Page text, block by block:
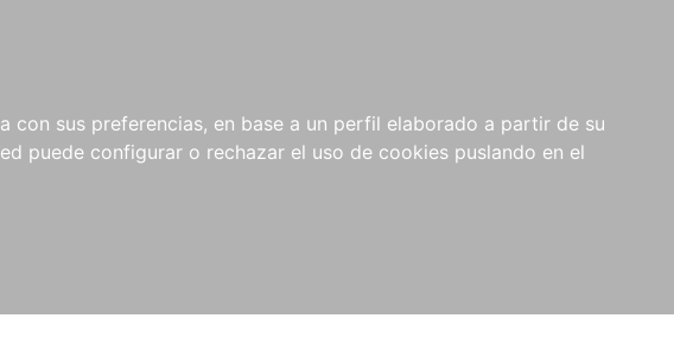
sus preferencias, en base a un perfil elaborado a partir de su
puede configurar o rechazar el uso de cookies puslando en el
y solución de conflictos